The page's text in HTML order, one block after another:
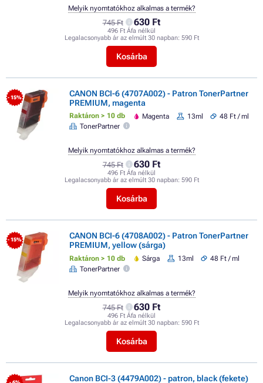
745 Ft 630 Ft
496 Ft Áfa nélkül
Legalacsonyabb ár az elmúlt 30 napban: 590 Ft
Kosárba
Melyik nyomtatókhoz alkalmas a termék?
- 15%
CANON BCI-6 (4707A002) - Patron TonerPartner
PREMIUM, magenta
Raktáron > 10 db Magenta 13ml
48 Ft / ml
TonerPartner
745 Ft 630 Ft
496 Ft Áfa nélkül
Legalacsonyabb ár az elmúlt 30 napban: 590 Ft
Kosárba
Melyik nyomtatókhoz alkalmas a termék?
- 15%
CANON BCI-6 (4708A002) - Patron TonerPartner
PREMIUM, yellow (sárga)
Raktáron > 10 db Sárga 13ml
48 Ft / ml
TonerPartner
745 Ft 630 Ft
496 Ft Áfa nélkül
Legalacsonyabb ár az elmúlt 30 napban: 590 Ft
Kosárba
Melyik nyomtatókhoz alkalmas a termék?
Canon BCI-3 (4479A002) - patron, black (fekete)